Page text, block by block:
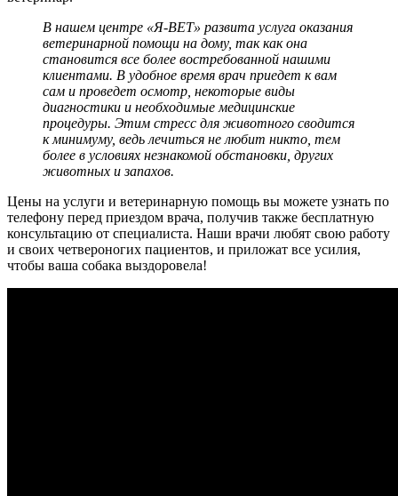
В нашем центре «Я-ВЕТ» развита услуга оказания
ветеринарной помощи на дому, так как она
становится все более востребованной нашими
клиентами. В удобное время врач приедет к вам
сам и проведет осмотр, некоторые виды
диагностики и необходимые медицинские
процедуры. Этим стресс для животного сводится
к минимуму, ведь лечиться не любит никто, тем
более в условиях незнакомой обстановки, других
животных и запахов.
Цены на услуги и ветеринарную помощь вы можете узнать по
телефону перед приездом врача, получив также бесплатную
консультацию от специалиста. Наши врачи любят свою работу
и своих четвероногих пациентов, и приложат все усилия,
чтобы ваша собака выздоровела!